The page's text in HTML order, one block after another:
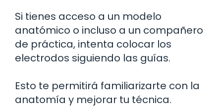
Si tienes acceso a un modelo
anatómico o incluso a un compañero
de práctica, intenta colocar los
electrodos siguiendo las guías.
Esto te permitirá familiarizarte con la
anatomía y mejorar tu técnica.